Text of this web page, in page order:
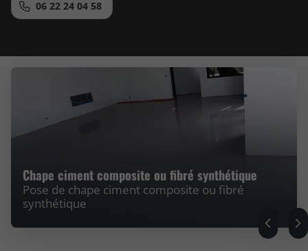
06 22 24 04 58
Chape ciment composite ou fibré synthétique
Pose de chape ciment composite ou fibré
synthétique